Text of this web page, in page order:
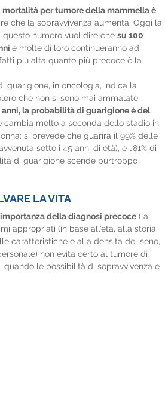
mortalità per tumore della mammella è
che la sopravvivenza aumenta. Oggi la
questo numero vuol dire che su 100
e molte di loro continueranno ad
più alta quanto più precoce è la
guarigione, in oncologia, indica la
che non si sono mai ammalate.
la probabilità di guarigione è del
cambia molto a seconda dello stadio in
si prevede che guarirà il 99% delle
sotto i 45 anni di età), e l’81% di
di guarigione scende purtroppo
LA VITA
importanza della diagnosi precoce (la
appropriati (in base all’età, alla storia
caratteristiche e alla densità del seno,
non evita certo al tumore di
le possibilità di sopravvivenza e